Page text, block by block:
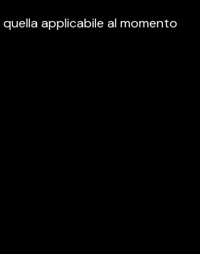
applicabile al momento